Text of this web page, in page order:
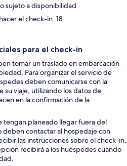
sujeto a disponibilidad
el check-in: 18
para el check-in
tomar un traslado en embarcación
Para organizar el servicio de
deben comunicarse con la
su viaje, utilizando los datos de
en la confirmación de la
tengan planeado llegar fuera del
deben contactar al hospedaje con
las instrucciones sobre el check-in.
recibirá a los huéspedes cuando